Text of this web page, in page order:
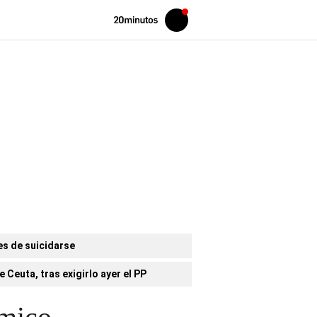
Volver
Iniciar
sesión
de suicidarse
Ceuta, tras exigirlo ayer el PP